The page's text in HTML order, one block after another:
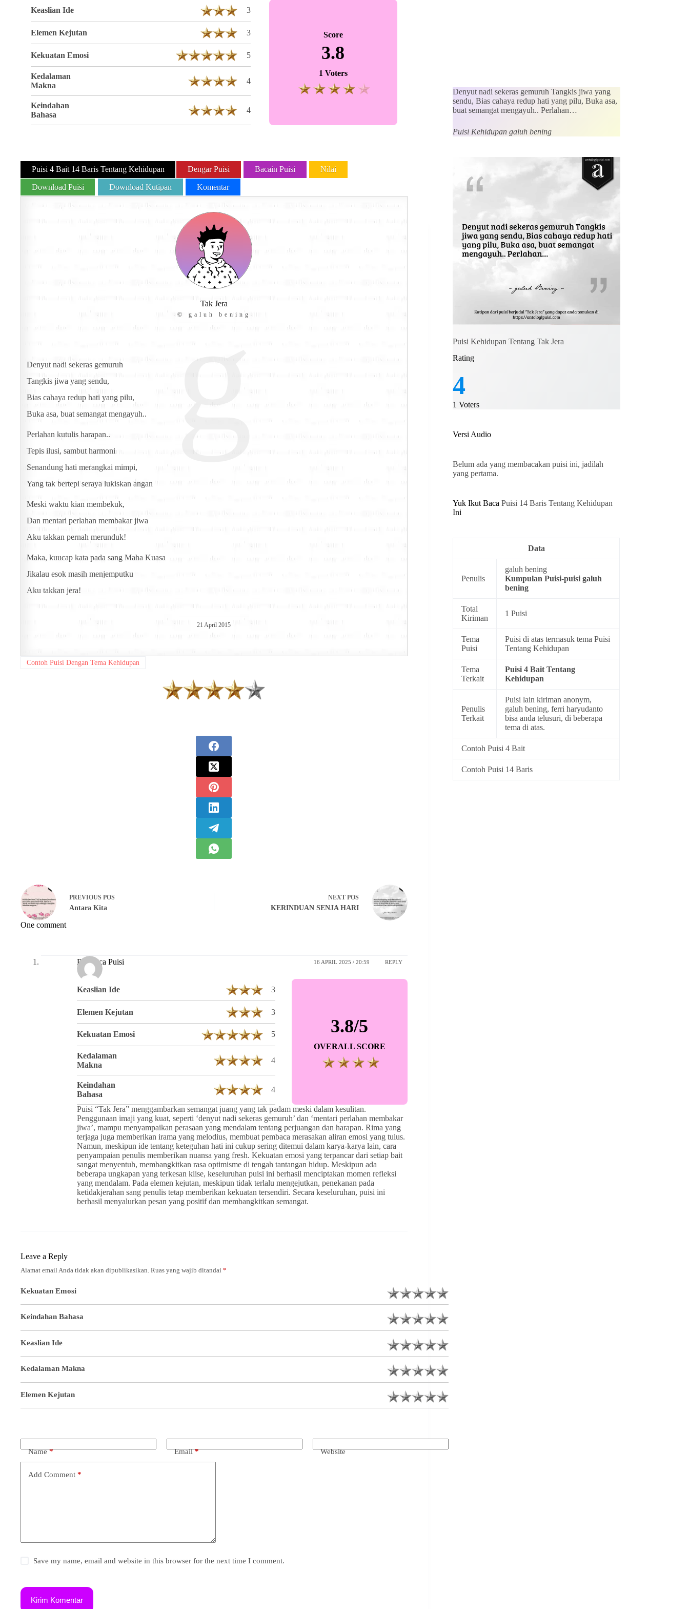
Keaslian Ide 3
Elemen Kejutan 3
Kekuatan Emosi 5
Kedalaman
Makna
4
Keindahan
Bahasa
4
Score
3.8
1 Voters
Puisi 4 Bait 14 Baris Tentang Kehidupan Dengar Puisi Bacain Puisi Nilai
Download Puisi Download Kutipan Komentar
g
Tak Jera
© galuh bening
Denyut nadi sekeras gemuruh
Tangkis jiwa yang sendu,
Bias cahaya redup hati yang pilu,
Buka asa, buat semangat mengayuh..
Perlahan kutulis harapan..
Tepis ilusi, sambut harmoni
Senandung hati merangkai mimpi,
Yang tak bertepi seraya lukiskan angan
Meski waktu kian membekuk,
Dan mentari perlahan membakar jiwa
Aku takkan pernah merunduk!
Maka, kuucap kata pada sang Maha Kuasa
Jikalau esok masih menjemputku
Aku takkan jera!
21 April 2015
Contoh Puisi Dengan Tema Kehidupan
PREVIOUS POS
Antara Kita
NEXT POS
KERINDUAN SENJA HARI
One comment
Pembaca Puisi 16 APRIL 2025 / 20:59 REPLY
Keaslian Ide 3
Elemen Kejutan 3
Kekuatan Emosi 5
Kedalaman
Makna
4
Keindahan
Bahasa
4
3.8/5
OVERALL SCORE
Puisi “Tak Jera” menggambarkan semangat juang yang tak padam meski dalam kesulitan.
Penggunaan imaji yang kuat, seperti ‘denyut nadi sekeras gemuruh’ dan ‘mentari perlahan membakar
jiwa’, mampu menyampaikan perasaan yang mendalam tentang perjuangan dan harapan. Rima yang
terjaga juga memberikan irama yang melodius, membuat pembaca merasakan aliran emosi yang tulus.
Namun, meskipun ide tentang keteguhan hati ini cukup sering ditemui dalam karya-karya lain, cara
penyampaian penulis memberikan nuansa yang fresh. Kekuatan emosi yang terpancar dari setiap bait
sangat menyentuh, membangkitkan rasa optimisme di tengah tantangan hidup. Meskipun ada
beberapa ungkapan yang terkesan klise, keseluruhan puisi ini berhasil menciptakan momen refleksi
yang mendalam. Pada elemen kejutan, meskipun tidak terlalu mengejutkan, penekanan pada
ketidakjerahan sang penulis tetap memberikan kekuatan tersendiri. Secara keseluruhan, puisi ini
berhasil menyalurkan pesan yang positif dan membangkitkan semangat.
Leave a Reply
Alamat email Anda tidak akan dipublikasikan. Ruas yang wajib ditandai *
Kekuatan Emosi
Keindahan Bahasa
Keaslian Ide
Kedalaman Makna
Elemen Kejutan
Name* Email* Website
Add Comment *
Save my name, email and website in this browser for the next time I comment.
Kirim Komentar
Denyut nadi sekeras gemuruh Tangkis jiwa yang
sendu, Bias cahaya redup hati yang pilu, Buka asa,
buat semangat mengayuh.. Perlahan…
Puisi Kehidupan galuh bening
Puisi Kehidupan Tentang Tak Jera
Rating
4
1 Voters
Versi Audio
Belum ada yang membacakan puisi ini, jadilah
yang pertama.
Yuk Ikut BacaPuisi 14 Baris Tentang Kehidupan
Ini
Data
Penulis
galuh bening
KumpulanPuisi-puisi galuh
bening
Total
Kiriman
1 Puisi
Tema
Puisi
Puisi di atas termasuk temaPuisi
Tentang Kehidupan
Tema
Terkait
Puisi 4 Bait Tentang
Kehidupan
Penulis
Terkait
Puisi lain kiriman anonym,
galuh bening, ferri haryudanto
bisa anda telusuri, di beberapa
tema di atas.
Contoh Puisi 4 Bait
Contoh Puisi 14 Baris